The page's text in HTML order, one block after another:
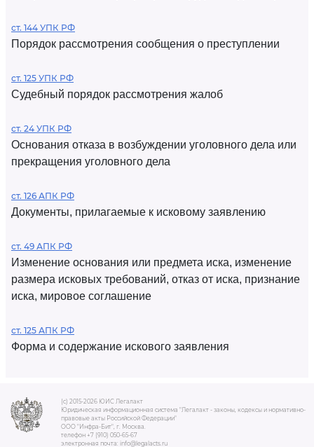
ст. 144 УПК РФ
Порядок рассмотрения сообщения о преступлении
ст. 125 УПК РФ
Судебный порядок рассмотрения жалоб
ст. 24 УПК РФ
Основания отказа в возбуждении уголовного дела или
прекращения уголовного дела
ст. 126 АПК РФ
Документы, прилагаемые к исковому заявлению
ст. 49 АПК РФ
Изменение основания или предмета иска, изменение
размера исковых требований, отказ от иска, признание
иска, мировое соглашение
ст. 125 АПК РФ
Форма и содержание искового заявления
(c) 2015-2026 ЮИС Легалакт
Юридическая информационная система "Легалакт - законы, кодексы и нормативно-
правовые акты Российской Федерации"
ООО "Инфра-Бит", г. Москва.
телефон +7 (910) 050-65-67
электронная почта: info@legalacts.ru